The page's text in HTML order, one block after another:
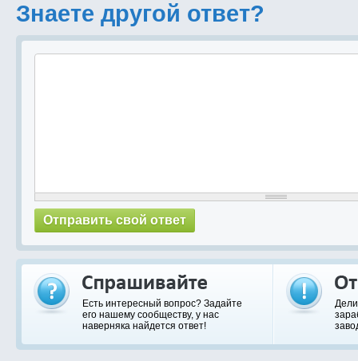
Знаете другой ответ?
Есть интересный вопрос? Задайте
его нашему сообществу, у нас
наверняка найдется ответ!